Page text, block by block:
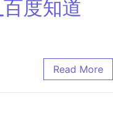
度知道
Read More